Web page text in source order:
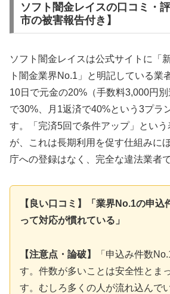
ソフト闇金レイスの口コミ・
市の被害報告付き】
ソフト闇金レイスは公式サイトに「
ト闇金業界No.1」と明記している業
10日で元金の20%（手数料3,000円
で30%、月1返済で40%という3プラ
す。「完済5回で条件アップ」とい
が、これは長期利用を促す仕組みに
庁への登録はなく、完全な違法業者で
【良い口コミ】「業界No.1の申込
って対応が慣れている」
【注意点・論破】
「申込み件数
す。件数が多いことは安全性とま
す。むしろ多くの人が流れ込んで